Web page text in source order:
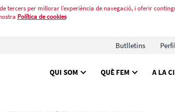
tercers per millorar l’experiència de navegació, i oferir
Política de cookies
Butlletins
QUI SOM QUÈ FEM A LA